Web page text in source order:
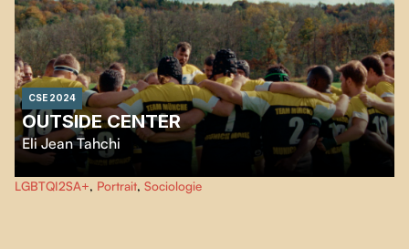
CSE 2024
OUTSIDE CENTER
Eli Jean Tahchi
Après avoir trouvé une communauté dans une équipe de rugby à Munich,
Desmond, d'origine jamaïcaine, aborde la vie en embrassant son identité.
LGBTQI2SA+, Portrait, Sociologie